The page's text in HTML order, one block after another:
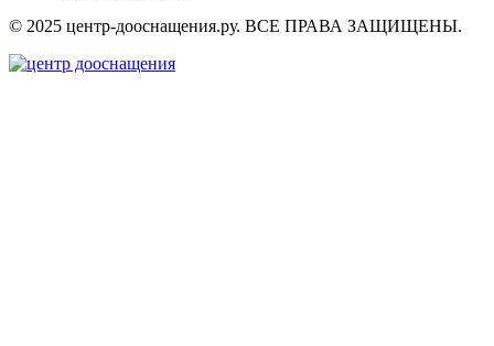
© 2025 центр-дооснащения.ру. ВСЕ ПРАВА ЗАЩИЩЕНЫ.